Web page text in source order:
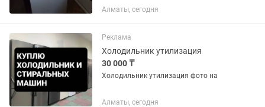
пластиковых контейнеров.
Температура охлаждения и заморозки
Алматы, сегодня
Реклама
Холодильник утилизация
30 000 ₸
Холодильник утилизация фото на
Алматы, сегодня